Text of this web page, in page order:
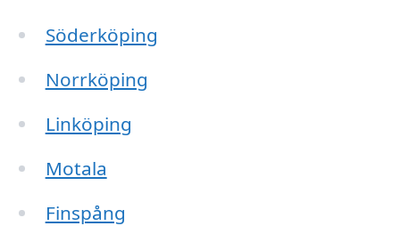
Söderköping
Norrköping
Linköping
Motala
Finspång